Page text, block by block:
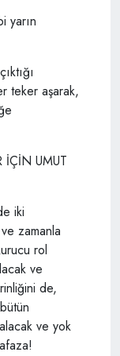
yarın
teker aşarak,
İÇİN UMUT
iki
zamanla
rol
ve
de,
ve yok